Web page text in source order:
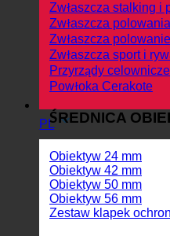
PL
Zwłaszcza stalking i
Zwłaszcza
Zwłaszcza
Zwłaszcza sport i
Przyrządy
Powłoka Cerakote
ŚREDNICA
Obiektyw 24 mm
Obiektyw 42 mm
Obiektyw 50 mm
Obiektyw 56 mm
Zestaw klapek